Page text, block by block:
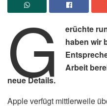
G
erüchte
haben wir
Arbeit
neue Details.
Apple verfügt mittlerweile